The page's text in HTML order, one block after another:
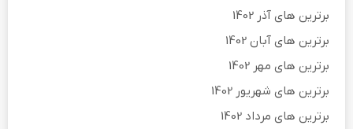
برترین های آذر 1402
برترین های آبان 1402
برترین های مهر 1402
برترین های شهریور 1402
برترین های مرداد 1402